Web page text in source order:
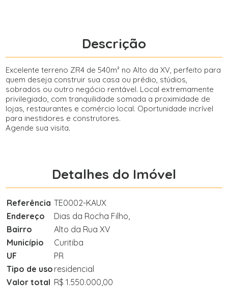
Descrição
Excelente terreno ZR4 de 540m² no Alto da XV, perfeito para
quem deseja construir sua casa ou prédio, stúdios,
sobrados ou outro negócio rentável. Local extremamente
privilegiado, com tranquilidade somada a proximidade de
lojas, restaurantes e comércio local. Oportunidade incrível
para inestidores e construtores.
Agende sua visita.
Detalhes do Imóvel
Referência TE0002-KAUX
Endereço
Dias da Rocha Filho,
Bairro
Alto da Rua XV
Município
Curitiba
UF
PR
Tipo de uso residencial
Valor total R$ 1.550.000,00